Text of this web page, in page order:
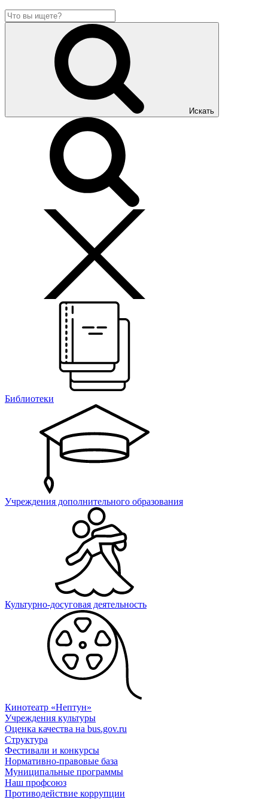
Искать
Библиотеки
Учреждения дополнительного образования
Культурно-досуговая деятельность
Кинотеатр «Нептун»
Учреждения культуры
Оценка качества на bus.gov.ru
Структура
Фестивали и конкурсы
Нормативно-правовые база
Муниципальные программы
Наш профсоюз
Противодействие коррупции